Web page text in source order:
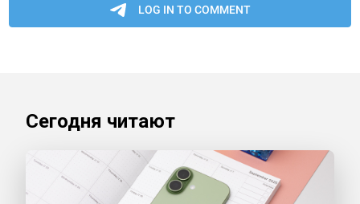
Сегодня читают